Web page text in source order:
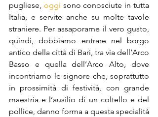
pugliese, oggi sono conosciute in tutta
Italia, e servite anche su molte tavole
straniere. Per assaporarne il vero gusto,
quindi, dobbiamo entrare nel borgo
antico della città di Bari, tra via dell’Arco
Basso e quella dell’Arco Alto, dove
incontriamo le signore che, soprattutto
in prossimità di festività, con grande
maestria e l’ausilio di un coltello e del
pollice, danno forma a questa specialità